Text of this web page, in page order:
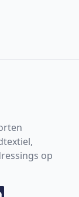
op